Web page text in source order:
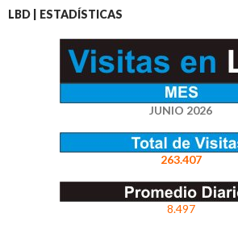
LBD | ESTADÍSTICAS
JUNIO 2026
263.407
8.497